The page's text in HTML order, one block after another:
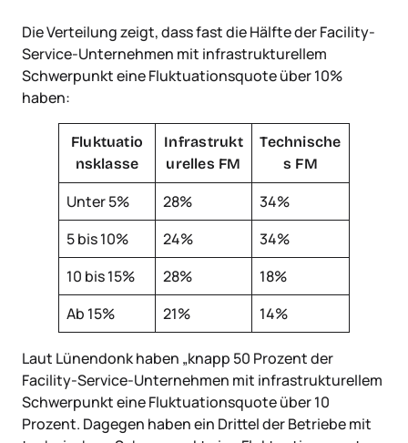
Die Verteilung zeigt, dass fast die Hälfte der Facility-
Service-Unternehmen mit infrastrukturellem
Schwerpunkt eine Fluktuationsquote über 10%
haben:
Fluktuatio
nsklasse
Infrastrukt
urelles FM
Technische
s FM
Unter 5% 28%
34%
5 bis 10%
24%
34%
10 bis 15%
28%
18%
Ab 15%
21% 14%
Laut Lünendonk haben „knapp 50 Prozent der
Facility-Service-Unternehmen mit infrastrukturellem
Schwerpunkt eine Fluktuationsquote über 10
Prozent. Dagegen haben ein Drittel der Betriebe mit